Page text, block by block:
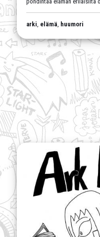
arki, elämä, huumori